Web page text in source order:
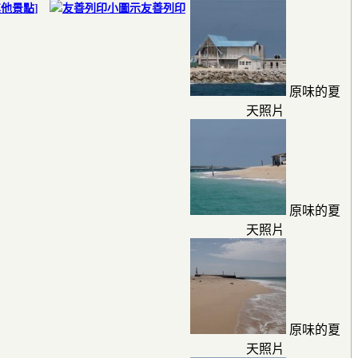
原味的夏
天照片
原味的夏
天照片
原味的夏
天照片
景點] 友善列印